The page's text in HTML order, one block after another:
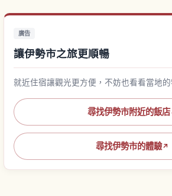
廣告
讓伊勢市之旅更順暢
就近住宿讓觀光更方便，不妨也看看當地的
尋找伊勢市附近的飯店
尋找伊勢市的體驗↗